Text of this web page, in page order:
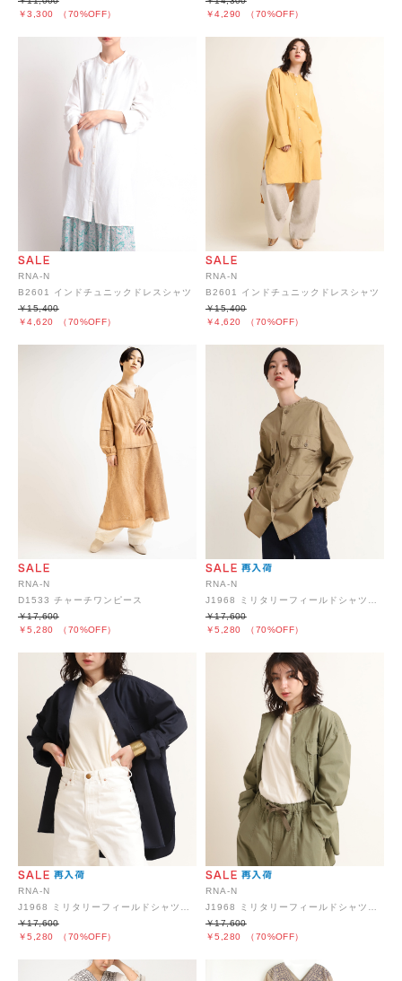
￥3,300 （70%OFF）
￥4,290
（70%OFF）
RNA-N
B2601 インドチュニックドレスシャツ
￥4,620 （70%OFF）
￥15,400
RNA-N
B2601 インドチュニックドレスシャツ
￥4,620 （70%OFF）
￥15,400
RNA-N
D1533 チャーチワンピース
￥5,280 （70%OFF）
￥17,600
RNA-N
￥5,280 （70%OFF）
￥17,600
RNA-N
J1968 ミリタリーフィールドシャツジャケット
￥5,280 （70%OFF）
￥17,600
RNA-N
J1968 ミリタリーフィールドシャツジャケット
￥5,280 （70%OFF）
￥17,600